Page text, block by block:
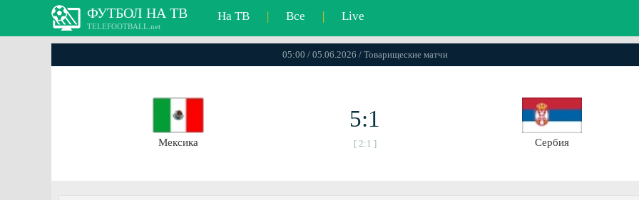
ФУТБОЛ НА ТВ
TELEFOOTBALL.net
На ТВ | Все | Live
05:00 / 05.06.2026 / Товарищеские матчи
Мексика
5:1
[ 2:1 ] Сербия